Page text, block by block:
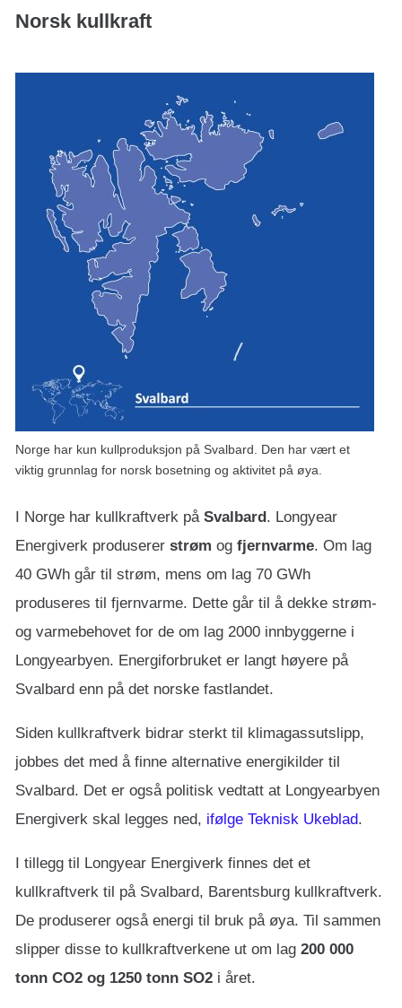
Norsk kullkraft
Norge har kun kullproduksjon på Svalbard. Den har vært et
viktig grunnlag for norsk bosetning og aktivitet på øya.
I Norge har kullkraftverk på Svalbard . Longyear
Energiverk produserer strøm og fjernvarme. Om lag
40 GWh går til strøm, mens om lag 70 GWh
produseres til fjernvarme. Dette går til å dekke strøm-
og varmebehovet for de om lag 2000 innbyggerne i
Longyearbyen. Energiforbruket er langt høyere på
Svalbard enn på det norske fastlandet.
Siden kullkraftverk bidrar sterkt til klimagassutslipp,
jobbes det med å finne alternative energikilder til
Svalbard. Det er også politisk vedtatt at Longyearbyen
Energiverk skal legges ned, ifølge Teknisk Ukeblad.
I tillegg til Longyear Energiverk finnes det et
kullkraftverk til på Svalbard, Barentsburg kullkraftverk.
De produserer også energi til bruk på øya. Til sammen
slipper disse to kullkraftverkene ut om lag 200 000
tonn CO2 og 1250 tonn SO2 i året.